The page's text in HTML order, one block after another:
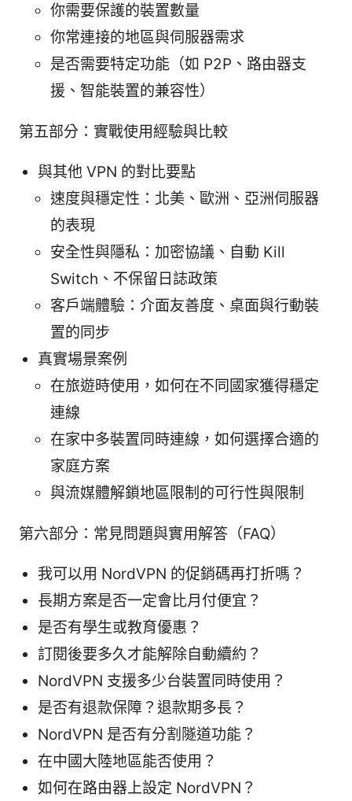
你需要保護的裝置數量
你常連接的地區與伺服器需求
是否需要特定功能（如 P2P、路由器支
援、智能裝置的兼容性）
第五部分：實戰使用經驗與比較
與其他 VPN 的對比要點
速度與穩定性：北美、歐洲、亞洲伺服器
的表現
安全性與隱私：加密協議、自動 Kill
Switch、不保留日誌政策
客戶端體驗：介面友善度、桌面與行動裝
置的同步
真實場景案例
在旅遊時使用，如何在不同國家獲得穩定
連線
在家中多裝置同時連線，如何選擇合適的
家庭方案
與流媒體解鎖地區限制的可行性與限制
第六部分：常見問題與實用解答（FAQ）
我可以用 NordVPN 的促銷碼再打折嗎？
長期方案是否一定會比月付便宜？
是否有學生或教育優惠？
訂閱後要多久才能解除自動續約？
NordVPN 支援多少台裝置同時使用？
是否有退款保障？退款期多長？
NordVPN 是否有分割隧道功能？
在中國大陸地區能否使用？
如何在路由器上設定 NordVPN？